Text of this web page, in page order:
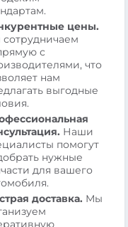
цены.
с
что
нам
выгодные
Наши
помогут
нужные
для вашего
доставка. Мы